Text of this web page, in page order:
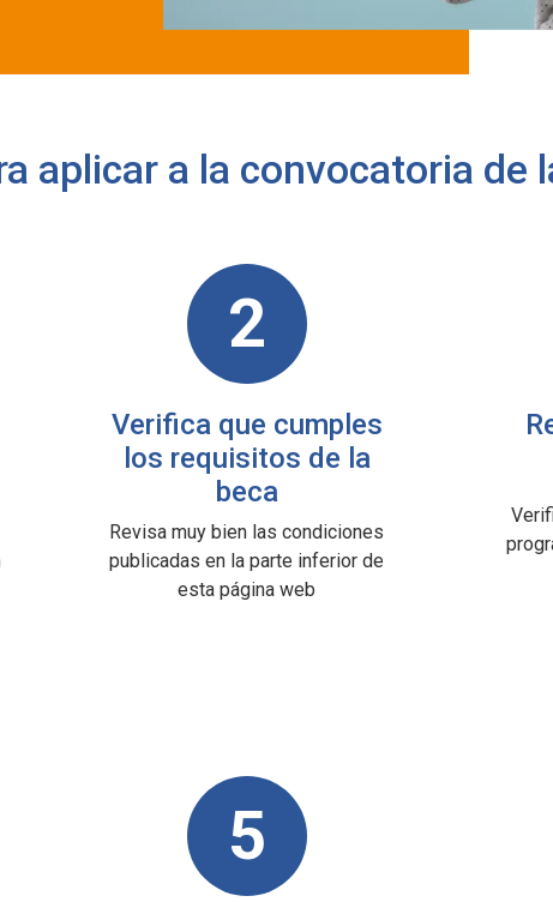
aplicar a la convocatoria de
2
Verifica que cumples
los requisitos de la
beca
Revisa muy bien las condiciones
publicadas en la parte inferior de
esta página web
5